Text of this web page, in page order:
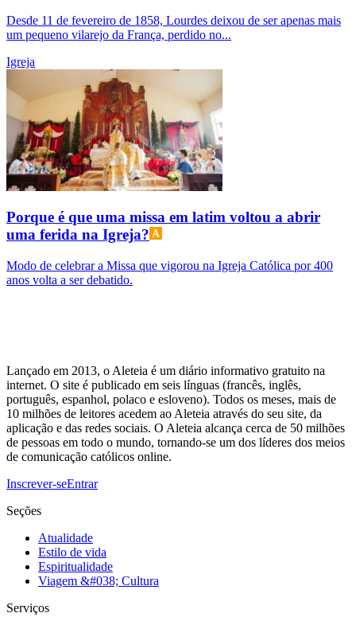
Desde 11 de fevereiro de 1858, Lourdes deixou de ser apenas mais
um pequeno vilarejo da França, perdido no...
Igreja
Porque é que uma missa em latim voltou a abrir
uma ferida na Igreja?
Modo de celebrar a Missa que vigorou na Igreja Católica por 400
anos volta a ser debatido.
Lançado em 2013, o Aleteia é um diário informativo gratuito na
internet. O site é publicado em seis línguas (francês, inglês,
português, espanhol, polaco e esloveno). Todos os meses, mais de
10 milhões de leitores acedem ao Aleteia através do seu site, da
aplicação e das redes sociais. O Aleteia alcança cerca de 50 milhões
de pessoas em todo o mundo, tornando-se um dos líderes dos meios
de comunicação católicos online.
Inscrever-seEntrar
Seções
Atualidade
Estilo de vida
Espiritualidade
Viagem &#038; Cultura
Serviços